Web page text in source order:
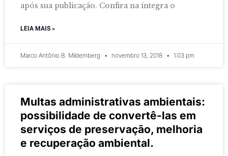
após sua publicação. Confira na íntegra o
LEIA MAIS »
Marco Antônio B. Mildemberg novembro 13, 2018 1:03 pm
Multas administrativas ambientais:
possibilidade de convertê-las em
serviços de preservação, melhoria
e recuperação ambiental.